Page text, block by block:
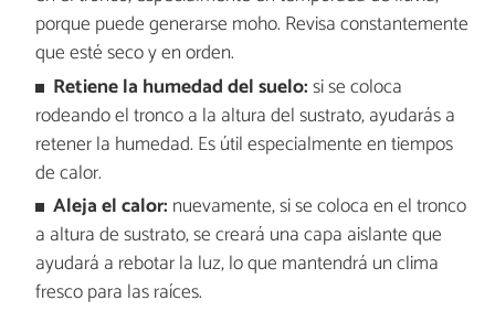
porque puede generarse moho. Revisa constantemente
que esté seco y en orden.
Retiene la humedad del suelo:si se coloca
rodeando el tronco a la altura del sustrato, ayudarás a
retener la humedad. Es útil especialmente en tiempos
de calor.
Aleja el calor: nuevamente, si se coloca en el tronco
a altura de sustrato, se creará una capa aislante que
ayudará a rebotar la luz, lo que mantendrá un clima
fresco para las raíces.